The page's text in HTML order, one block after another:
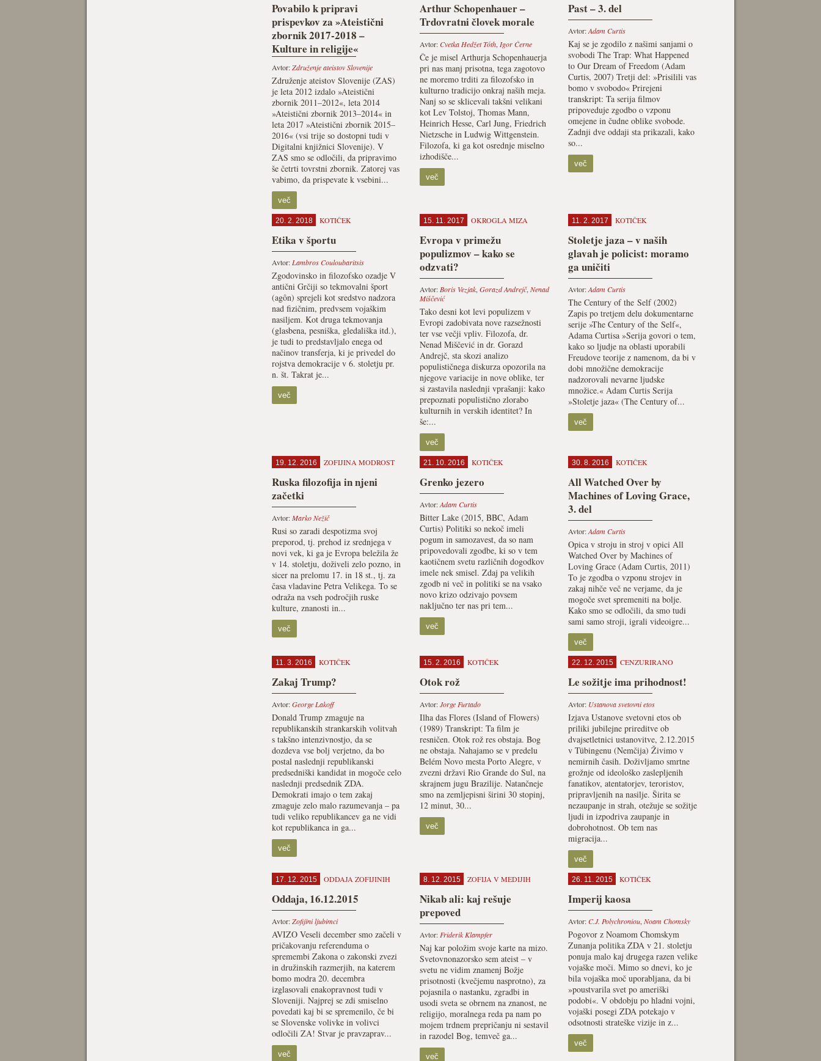
Povabilo k pripravi
prispevkov za »Ateistični
zbornik 2017-2018 –
Kulture in religije«
Avtor:Združenje ateistov Slovenije
Združenje ateistov Slovenije (ZAS)
je leta 2012 izdalo »Ateistični
zbornik 2011–2012«, leta 2014
»Ateistični zbornik 2013–2014« in
leta 2017 »Ateistični zbornik 2015–
2016« (vsi trije so dostopni tudi v
Digitalni knjižnici Slovenije). V
ZAS smo se odločili, da pripravimo
še četrti tovrstni zbornik. Zatorej vas
vabimo, da prispevate k vsebini...
več
Arthur Schopenhauer –
Trdovratni človek morale
Avtor:Cvetka Hedžet Tóth, Igor Černe
Če je misel Arthurja Schopenhauerja
pri nas manj prisotna, tega zagotovo
ne moremo trditi za filozofsko in
kulturno tradicijo onkraj naših meja.
Nanj so se sklicevali takšni velikani
kot Lev Tolstoj, Thomas Mann,
Heinrich Hesse, Carl Jung, Friedrich
Nietzsche in Ludwig Wittgenstein.
Filozofa, ki ga kot osrednje miselno
izhodišče...
več
Past – 3. del
Avtor:Adam Curtis
Kaj se je zgodilo z našimi sanjami o
svobodi The Trap: What Happened
to Our Dream of Freedom (Adam
Curtis, 2007) Tretji del: »Prisilili vas
bomo v svobodo« Prirejeni
transkript: Ta serija filmov
pripoveduje zgodbo o vzponu
omejene in čudne oblike svobode.
Zadnji dve oddaji sta prikazali, kako
so...
več
20. 2. 2018 KOTIČEK
Etika v športu
Avtor: Lambros Couloubaritsis
Zgodovinsko in filozofsko ozadje V
antični Grčiji so tekmovalni šport
(agôn) sprejeli kot sredstvo nadzora
nad fizičnim, predvsem vojaškim
nasiljem. Kot druga tekmovanja
(glasbena, pesniška, gledališka itd.),
je tudi to predstavljalo enega od
načinov transferja, ki je privedel do
rojstva demokracije v 6. stoletju pr.
n. št. Takrat je...
več
15. 11. 2017 OKROGLA MIZA
Evropa v primežu
populizmov – kako se
odzvati?
Avtor: Boris Vezjak, Gorazd Andrejč, Nenad
Miščević
Tako desni kot levi populizem v
Evropi zadobivata nove razsežnosti
ter vse večji vpliv. Filozofa, dr.
Nenad Miščević in dr. Gorazd
Andrejč, sta skozi analizo
populističnega diskurza opozorila na
njegove variacije in nove oblike, ter
si zastavila naslednji vprašanji: kako
prepoznati populistično zlorabo
kulturnih in verskih identitet? In
še:...
več
11. 2. 2017 KOTIČEK
Stoletje jaza – v naših
glavah je policist: moramo
ga uničiti
Avtor:Adam Curtis
The Century of the Self (2002)
Zapis po tretjem delu dokumentarne
serije »The Century of the Self«,
Adama Curtisa »Serija govori o tem,
kako so ljudje na oblasti uporabili
Freudove teorije z namenom, da bi v
dobi množične demokracije
nadzorovali nevarne ljudske
množice.« Adam Curtis Serija
»Stoletje jaza« (The Century of...
več
19. 12. 2016 ZOFIJINA MODROST
Ruska filozofija in njeni
začetki
Avtor:Marko Nežič
Rusi so zaradi despotizma svoj
preporod, tj. prehod iz srednjega v
novi vek, ki ga je Evropa beležila že
v 14. stoletju, doživeli zelo pozno, in
sicer na prelomu 17. in 18 st., tj. za
časa vladavine Petra Velikega. To se
odraža na vseh področjih ruske
kulture, znanosti in...
več
21. 10. 2016 KOTIČEK
Grenko jezero
Avtor:Adam Curtis
Bitter Lake (2015, BBC, Adam
Curtis) Politiki so nekoč imeli
pogum in samozavest, da so nam
pripovedovali zgodbe, ki so v tem
kaotičnem svetu različnih dogodkov
imele nek smisel. Zdaj pa velikih
zgodb ni več in politiki se na vsako
novo krizo odzivajo povsem
naključno ter nas pri tem...
več
30. 8. 2016 KOTIČEK
All Watched Over by
Machines of Loving Grace,
3. del
Avtor:Adam Curtis
Opica v stroju in stroj v opici All
Watched Over by Machines of
Loving Grace (Adam Curtis, 2011)
To je zgodba o vzponu strojev in
zakaj nihče več ne verjame, da je
mogoče svet spremeniti na bolje.
Kako smo se odločili, da smo tudi
sami samo stroji, igrali videoigre...
več
11. 3. 2016 KOTIČEK
Zakaj Trump?
Avtor:George Lakoff
Donald Trump zmaguje na
republikanskih strankarskih volitvah
s takšno intenzivnostjo, da se
dozdeva vse bolj verjetno, da bo
postal naslednji republikanski
predsedniški kandidat in mogoče celo
naslednji predsednik ZDA.
Demokrati imajo o tem zakaj
zmaguje zelo malo razumevanja – pa
tudi veliko republikancev ga ne vidi
kot republikanca in ga...
več
15. 2. 2016 KOTIČEK
Otok rož
Avtor:Jorge Furtado
Ilha das Flores (Island of Flowers)
(1989) Transkript: Ta film je
resničen. Otok rož res obstaja. Bog
ne obstaja. Nahajamo se v predelu
Belém Novo mesta Porto Alegre, v
zvezni državi Rio Grande do Sul, na
skrajnem jugu Brazilije. Natančneje
smo na zemljepisni širini 30 stopinj,
12 minut, 30...
več
22. 12. 2015 CENZURIRANO
Le sožitje ima prihodnost!
Avtor: Ustanova svetovni etos
Izjava Ustanove svetovni etos ob
priliki jubilejne prireditve ob
dvajsetletnici ustanovitve, 2.12.2015
v Tübingenu (Nemčija) Živimo v
nemirnih časih. Doživljamo smrtne
grožnje od ideološko zaslepljenih
fanatikov, atentatorjev, teroristov,
pripravljenih na nasilje. Širita se
nezaupanje in strah, otežuje se sožitje
ljudi in izpodriva zaupanje in
dobrohotnost. Ob tem nas
migracija...
več
17. 12. 2015 ODDAJA ZOFIJINIH
Oddaja, 16.12.2015
Avtor:Zofijini ljubimci
AVIZO Veseli december smo začeli v
pričakovanju referenduma o
spremembi Zakona o zakonski zvezi
in družinskih razmerjih, na katerem
bomo modra 20. decembra
izglasovali enakopravnost tudi v
Sloveniji. Najprej se zdi smiselno
povedati kaj bi se spremenilo, če bi
se Slovenske volivke in volivci
odločili ZA! Stvar je pravzaprav...
več
8. 12. 2015 ZOFIJA V MEDIJIH
Nikab ali: kaj rešuje
prepoved
Avtor: Friderik Klampfer
Naj kar položim svoje karte na mizo.
Svetovnonazorsko sem ateist – v
svetu ne vidim znamenj Božje
prisotnosti (kvečjemu nasprotno), za
pojasnila o nastanku, zgradbi in
usodi sveta se obrnem na znanost, ne
religijo, moralnega reda pa nam po
mojem trdnem prepričanju ni sestavil
in razodel Bog, temveč ga...
več
26. 11. 2015 KOTIČEK
Imperij kaosa
Avtor:C.J. Polychroniou, Noam Chomsky
Pogovor z Noamom Chomskym
Zunanja politika ZDA v 21. stoletju
ponuja malo kaj drugega razen velike
vojaške moči. Mimo so dnevi, ko je
bila vojaška moč uporabljana, da bi
»poustvarila svet po ameriški
podobi«. V obdobju po hladni vojni,
vojaški posegi ZDA potekajo v
odsotnosti strateške vizije in z...
več